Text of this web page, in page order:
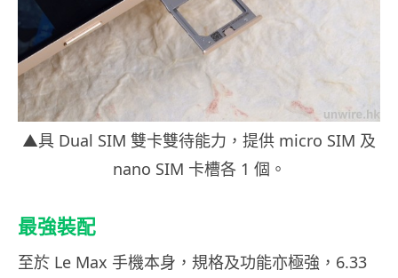
▲具 Dual SIM 雙卡雙待能力，提供 micro SIM 及
nano SIM 卡槽各 1 個。
最強裝配
至於 Le Max 手機本身，規格及功能亦極強，6.33